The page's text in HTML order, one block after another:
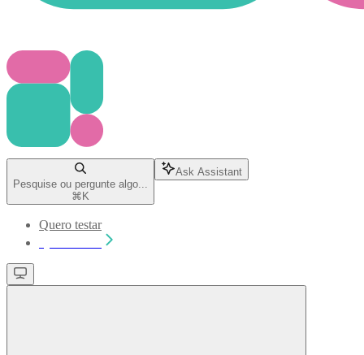
Pesquise ou pergunte algo...
⌘ K
Ask Assistant
Quero testar